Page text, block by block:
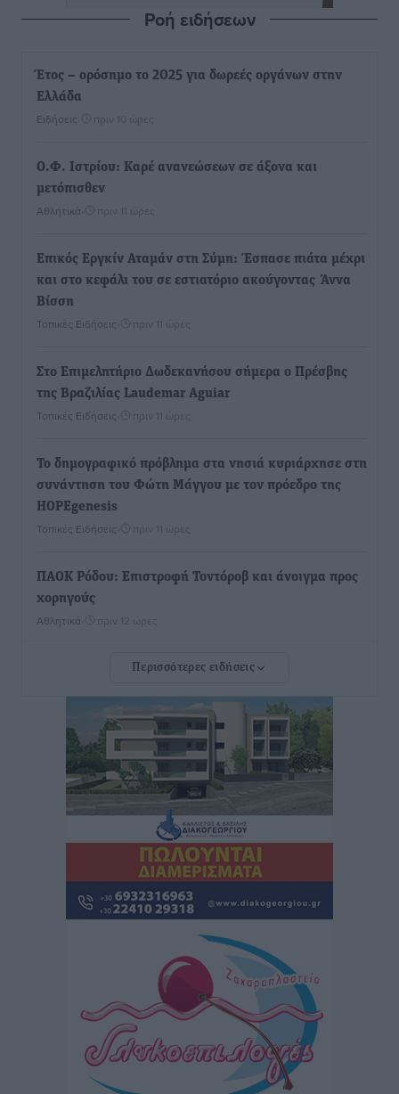
Ροή ειδήσεων
Έτος – ορόσημο το 2025 για δωρεές οργάνων στην
Ελλάδα
Ειδήσεις πριν 10 ώρες
Ο.Φ. Ιστρίου: Καρέ ανανεώσεων σε άξονα και
μετόπισθεν
Αθλητικά πριν 11 ώρες
Επικός Εργκίν Αταμάν στη Σύμη: Έσπασε πιάτα μέχρι
και στο κεφάλι του σε εστιατόριο ακούγοντας Άννα
Βίσση
Τοπικές Ειδήσεις πριν 11 ώρες
Στο Επιμελητήριο Δωδεκανήσου σήμερα ο Πρέσβης
της Βραζιλίας Laudemar Aguiar
Τοπικές Ειδήσεις πριν 11 ώρες
To δημογραφικό πρόβλημα στα νησιά κυριάρχησε στη
συνάντηση του Φώτη Μάγγου με τον πρόεδρο της
HOPEgenesis
Τοπικές Ειδήσεις πριν 11 ώρες
ΠΑΟΚ Ρόδου: Επιστροφή Τοντόροβ και άνοιγμα προς
χορηγούς
Αθλητικά πριν 12 ώρες
Rhodes Beyond Summer – Εκεί που το καλοκαίρι
πριν 12 ώρες
Κικίλιας: Μειώθηκαν κατά 34% οι μεταναστευτικές
ροές στα θαλάσσια σύνορα
Κως: Γερμανός τουρίστας κέρδισε αποζημίωση 900
ευρώ επειδή δεν βρήκε ξαπλώστρες στις
οικογενειακές διακοπές του
Τοπικές Ειδήσεις• πριν 12 ώρες
Ο γεωεντοπισμός μέσω 112 «έσωσε» Δανό περιπατητή
Τοπικές Ειδήσεις• πριν 12 ώρες
Σύμη: Ανασύρθηκε σορός άνδρα – Εξετάζεται αν είναι
ο 8ος Γερμανός που αγνοούνταν μετά την παράσυρσή
Περισσότερες ειδήσεις